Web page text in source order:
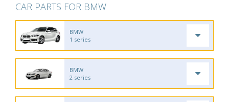
CAR PARTS FOR BMW
BMW
1 series
BMW
2 series